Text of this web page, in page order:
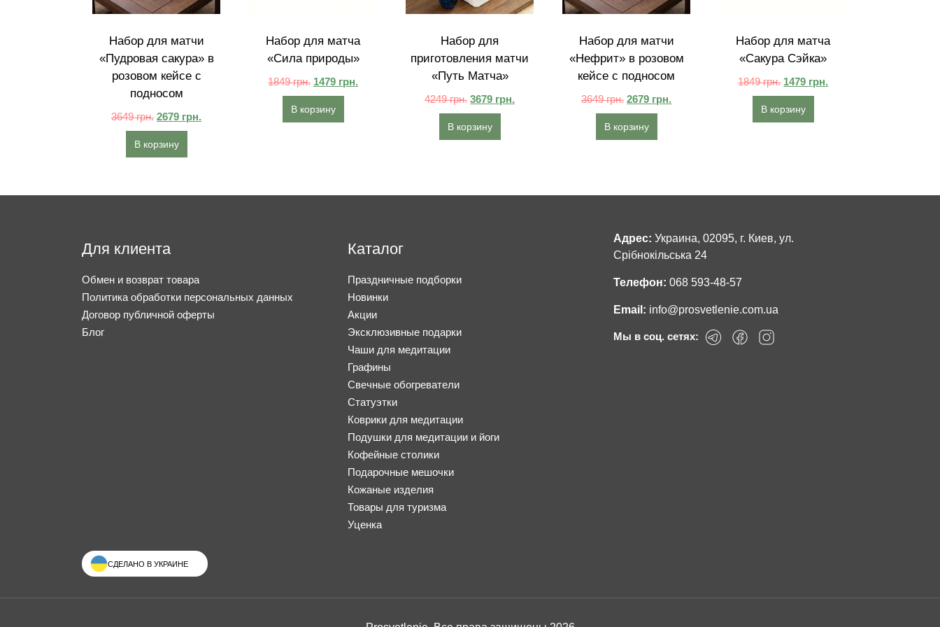
Набор для матчи
«Пудровая сакура» в
розовом кейсе с
подносом
3649грн. 2679 грн.
В корзину
Набор для матча
«Сила природы»
1849грн. 1479 грн.
В корзину
Набор для
приготовления матчи
«Путь Матча»
4249грн. 3679 грн.
В корзину
Набор для матчи
«Нефрит» в розовом
кейсе с подносом
3649грн. 2679 грн.
В корзину
Набор для матча
«Сакура Сэйка»
1849грн. 1479 грн.
В корзину
Для клиента
Обмен и возврат товара
Политика обработки персональных данных
Договор публичной оферты
Блог
Каталог
Праздничные подборки
Новинки
Акции
Эксклюзивные подарки
Чаши для медитации
Графины
Свечные обогреватели
Статуэтки
Коврики для медитации
Подушки для медитации и йоги
Кофейные столики
Подарочные мешочки
Кожаные изделия
Товары для туризма
Уценка
Адрес: Украина, 02095, г. Киев, ул.
Срібнокільська 24
Телефон: 068 593-48-57
Email: info@prosvetlenie.com.ua
Мы в соц. сетях:
СДЕЛАНО В УКРАИНЕ